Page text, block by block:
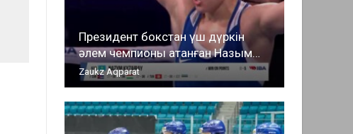
Президент бокстан үш дүркін
әлем чемпионы атанған Назым…
Zaukz Aqparat